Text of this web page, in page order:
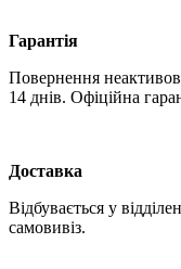
Гарантія
Повернення
14 днів. Офіційна
Доставка
Відбувається у
самовивіз.